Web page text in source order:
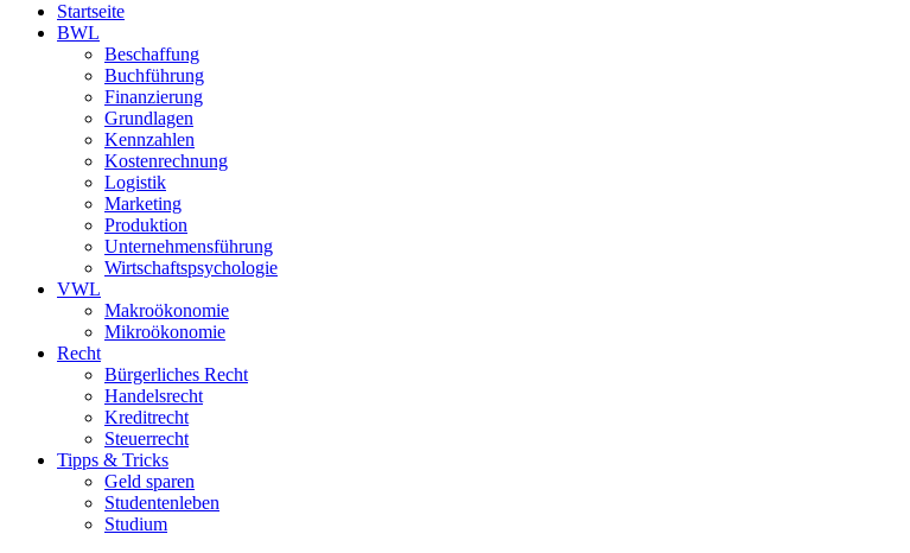
Startseite
BWL
Beschaffung
Buchführung
Finanzierung
Grundlagen
Kennzahlen
Kostenrechnung
Logistik
Marketing
Produktion
Unternehmensführung
Wirtschaftspsychologie
VWL
Makroökonomie
Mikroökonomie
Recht
Bürgerliches Recht
Handelsrecht
Kreditrecht
Steuerrecht
Tipps & Tricks
Geld sparen
Studentenleben
Studium